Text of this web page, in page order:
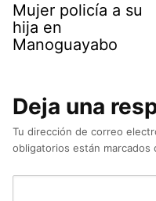
Mujer policía a su
hija en
Manoguayabo
Deja una
Tu dirección de correo
obligatorios están marcados